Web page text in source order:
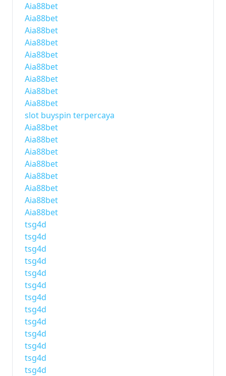
Aia88bet
Aia88bet
Aia88bet
Aia88bet
Aia88bet
Aia88bet
Aia88bet
Aia88bet
Aia88bet
slot buyspin terpercaya
Aia88bet
Aia88bet
Aia88bet
Aia88bet
Aia88bet
Aia88bet
Aia88bet
Aia88bet
tsg4d
tsg4d
tsg4d
tsg4d
tsg4d
tsg4d
tsg4d
tsg4d
tsg4d
tsg4d
tsg4d
tsg4d
tsg4d